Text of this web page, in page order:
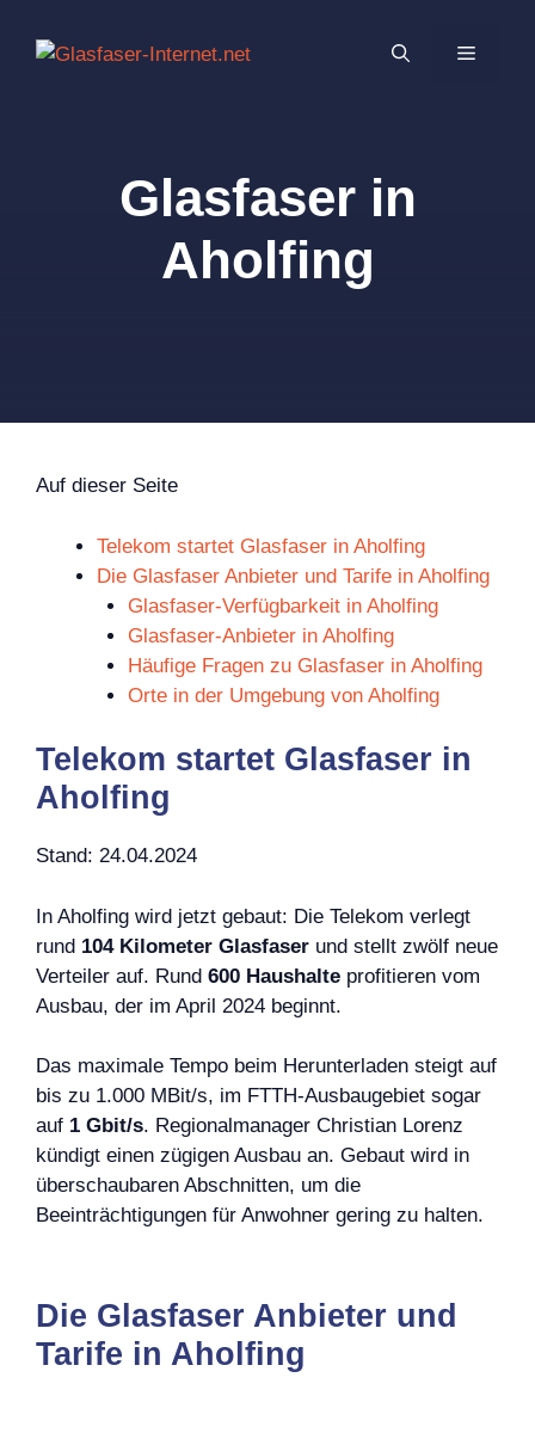
Inhalt
MENÜ
Glasfaser in
Aholfing
Auf dieser Seite
Telekom startet Glasfaser in Aholfing
Die Glasfaser Anbieter und Tarife in Aholfing
Glasfaser-Verfügbarkeit in Aholfing
Glasfaser-Anbieter in Aholfing
Häufige Fragen zu Glasfaser in Aholfing
Orte in der Umgebung von Aholfing
Telekom startet Glasfaser in
Aholfing
Stand: 24.04.2024
In Aholfing wird jetzt gebaut: Die Telekom verlegt
rund 104 Kilometer Glasfaser und stellt zwölf neue
Verteiler auf. Rund 600 Haushalte profitieren vom
Ausbau, der im April 2024 beginnt.
Das maximale Tempo beim Herunterladen steigt auf
bis zu 1.000 MBit/s, im FTTH-Ausbaugebiet sogar
auf 1 Gbit/s. Regionalmanager Christian Lorenz
kündigt einen zügigen Ausbau an. Gebaut wird in
überschaubaren Abschnitten, um die
Beeinträchtigungen für Anwohner gering zu halten.
Die Glasfaser Anbieter und
Tarife in Aholfing